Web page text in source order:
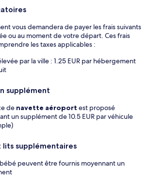
vous demandera de payer les frais suivants
ou au moment de votre départ. Ces frais
les taxes applicables :
par la ville : 1.25 EUR par hébergement
supplément
de navette aéroport est proposé
un supplément de 10.5 EUR par véhicule
lits supplémentaires
peuvent être fournis moyennant un